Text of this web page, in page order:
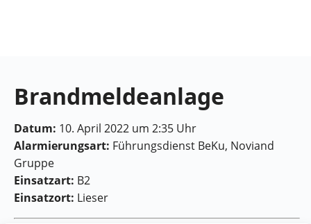
Brandmeldeanlage
Datum: 10. April 2022 um 2:35 Uhr
Alarmierungsart: Führungsdienst BeKu, Noviand
Gruppe
Einsatzart: B2
Einsatzort: Lieser